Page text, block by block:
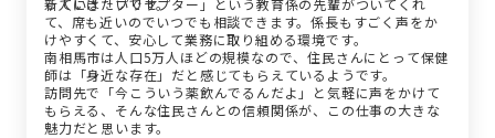
て、席も近いのでいつでも相談できます。係長もすごく声をか
けやすくて、安心して業務に取り組める環境です。
南相馬市は人口5万人ほどの規模なので、住民さんにとって保健
師は「身近な存在」だと感じてもらえているようです。
訪問先で「今こういう薬飲んでるんだよ」と気軽に声をかけて
もらえる、そんな住民さんとの信頼関係が、この仕事の大きな
魅力だと思います。